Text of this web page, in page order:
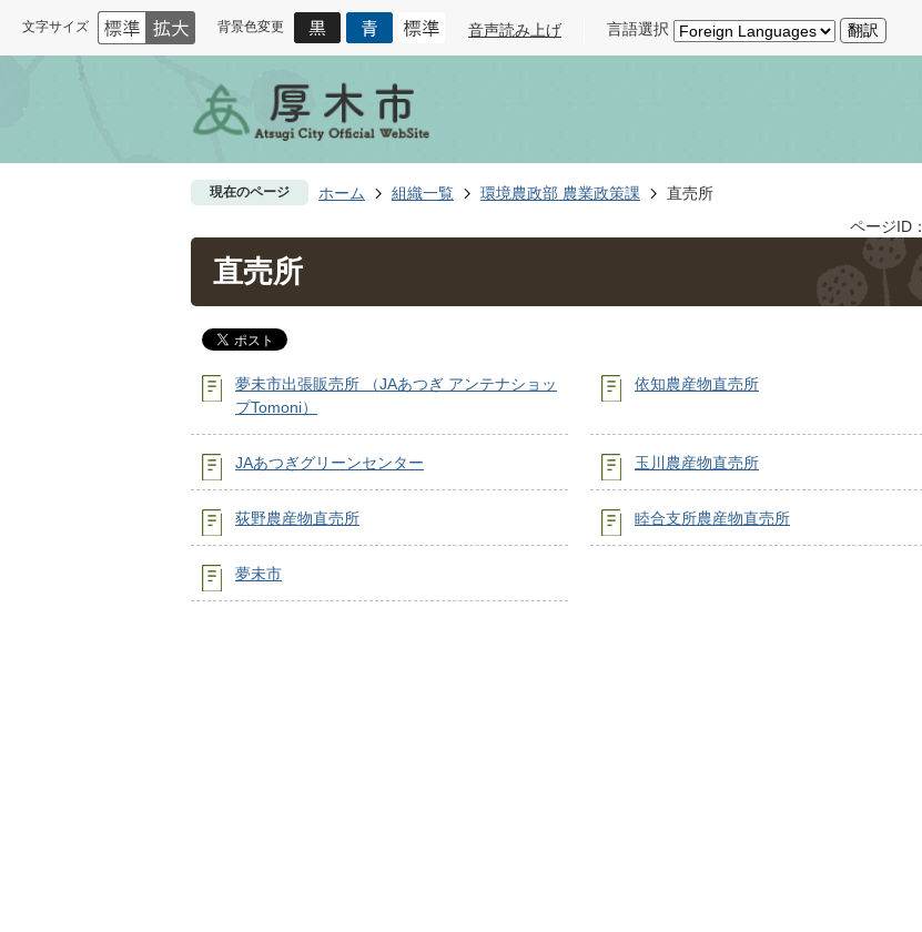
文字サイズ 背景色変更 音声読み上げ 言語選択 翻訳
現在のページ ホーム 組織一覧 環境農政部 農業政策課
直売所
ページID：
直売所
夢未市出張販売所 （JAあつぎ アンテナショッ
プTomoni）
依知農産物直売所
JAあつぎグリーンセンター 玉川農産物直売所
荻野農産物直売所 睦合支所農産物直売所
夢未市